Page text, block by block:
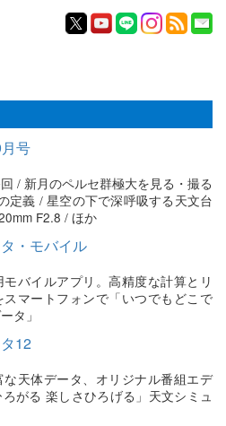
号
回 / 新月のペルセ群極大を見る・撮る
定義 / 星空の下で深呼吸する天文台
F2.8 / ほか
・モバイル
バイルアプリ。高精度な計算とリ
スマートフォンで「いつでもどこで
タ」
12
天体データ、オリジナル番組エデ
がる 楽しさひろげる」天文シミュ